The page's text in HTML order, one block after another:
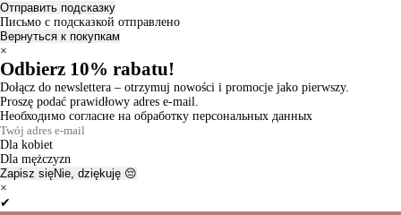
Отправить подсказку
Письмо с подсказкой отправлено
Вернуться к покупкам
×
Odbierz 10% rabatu!
Dołącz do newslettera – otrzymuj nowości i promocje jako pierwszy.
Proszę podać prawidłowy adres e-mail.
Необходимо согласие на обработку персональных данных
Dla kobiet
Dla mężczyzn
Zapisz sięNie, dziękuję 😔
×
✔